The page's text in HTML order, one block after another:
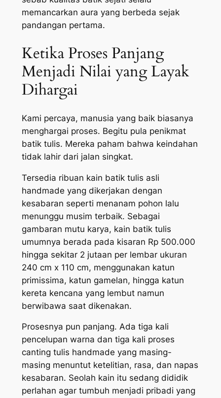
memancarkan aura yang berbeda sejak
pandangan pertama.
Ketika Proses Panjang
Menjadi Nilai yang Layak
Dihargai
Kami percaya, manusia yang baik biasanya
menghargai proses. Begitu pula penikmat
batik tulis. Mereka paham bahwa keindahan
tidak lahir dari jalan singkat.
Tersedia ribuan kain batik tulis asli
handmade yang dikerjakan dengan
kesabaran seperti menanam pohon lalu
menunggu musim terbaik. Sebagai
gambaran mutu karya, kain batik tulis
umumnya berada pada kisaran Rp 500.000
hingga sekitar 2 jutaan per lembar ukuran
240 cm x 110 cm, menggunakan katun
primissima, katun gamelan, hingga katun
kereta kencana yang lembut namun
berwibawa saat dikenakan.
Prosesnya pun panjang. Ada tiga kali
pencelupan warna dan tiga kali proses
canting tulis handmade yang masing-
masing menuntut ketelitian, rasa, dan napas
kesabaran. Seolah kain itu sedang dididik
perlahan agar tumbuh menjadi pribadi yang